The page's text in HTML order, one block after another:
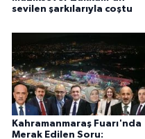
sevilen şarkılarıyla coştu
Kahramanmaraş Fuarı'nda
Merak Edilen Soru: